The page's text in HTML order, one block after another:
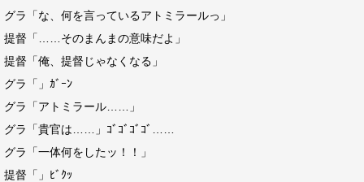
グラ「な、何を言っているアトミラールっ」
提督「……そのまんまの意味だよ」
提督「俺、提督じゃなくなる」
グラ「」ｶﾞｰﾝ
グラ「アトミラール……」
グラ「貴官は……」ｺﾞｺﾞｺﾞｺﾞ……
グラ「一体何をしたッ！！」
提督「」ﾋﾞｸｯ